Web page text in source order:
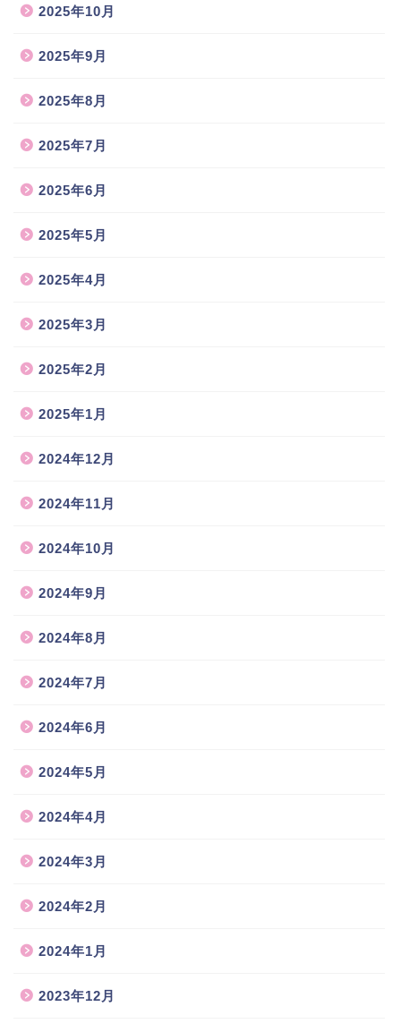
2025年10月
2025年9月
2025年8月
2025年7月
2025年6月
2025年5月
2025年4月
2025年3月
2025年2月
2025年1月
2024年12月
2024年11月
2024年10月
2024年9月
2024年8月
2024年7月
2024年6月
2024年5月
2024年4月
2024年3月
2024年2月
2024年1月
2023年12月